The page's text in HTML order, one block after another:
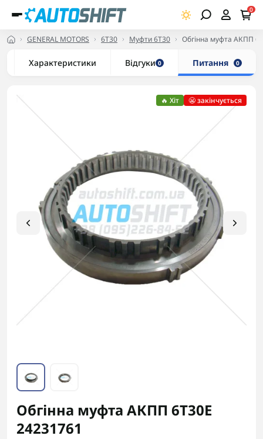
0
GENERAL MOTORS 6T30 Муфти 6T30 Обгінна муфта АКПП
Характеристики Відгуки 0 Питання 0
🔥 Хіт 😬 закінчується
Обгінна муфта АКПП 6T30E
24231761